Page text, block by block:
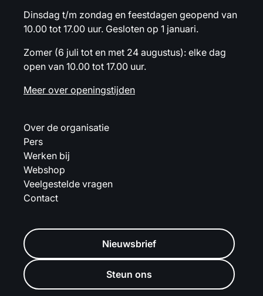
Dinsdag t/m zondag en feestdagen geopend van
10.00 tot 17.00 uur. Gesloten op 1 januari.
Zomer (6 juli tot en met 24 augustus): elke dag
open van 10.00 tot 17.00 uur.
Meer over openingstijden
Over de organisatie
Pers
Werken bij
Webshop
Veelgestelde vragen
Contact
Nieuwsbrief
Steun ons